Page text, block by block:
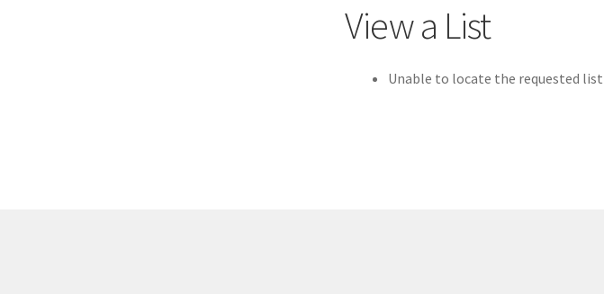
View a List
Unable to locate the requested list